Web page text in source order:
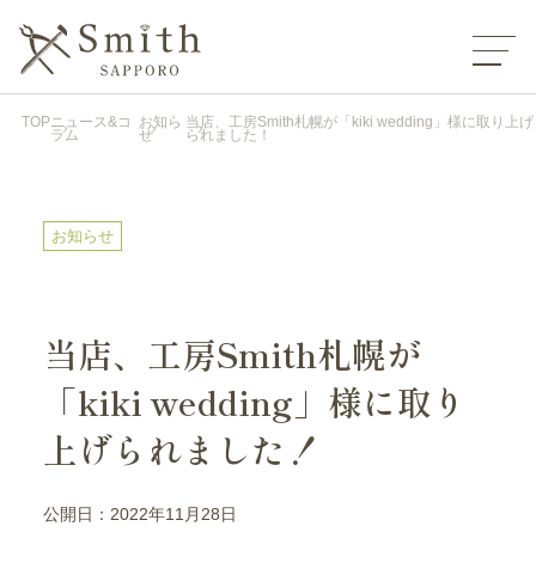
TOPニュース&コ
ラム
お知ら
せ
当店、工房Smith札幌が「kiki wedding」様に取り上げ
られました！
お知らせ
当店、工房Smith札幌が
「kiki wedding」様に取り
上げられました！
公開日：2022年11月28日